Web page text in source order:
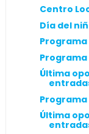
Centro
Día del
Programa
Programa
Última
Programa
Última